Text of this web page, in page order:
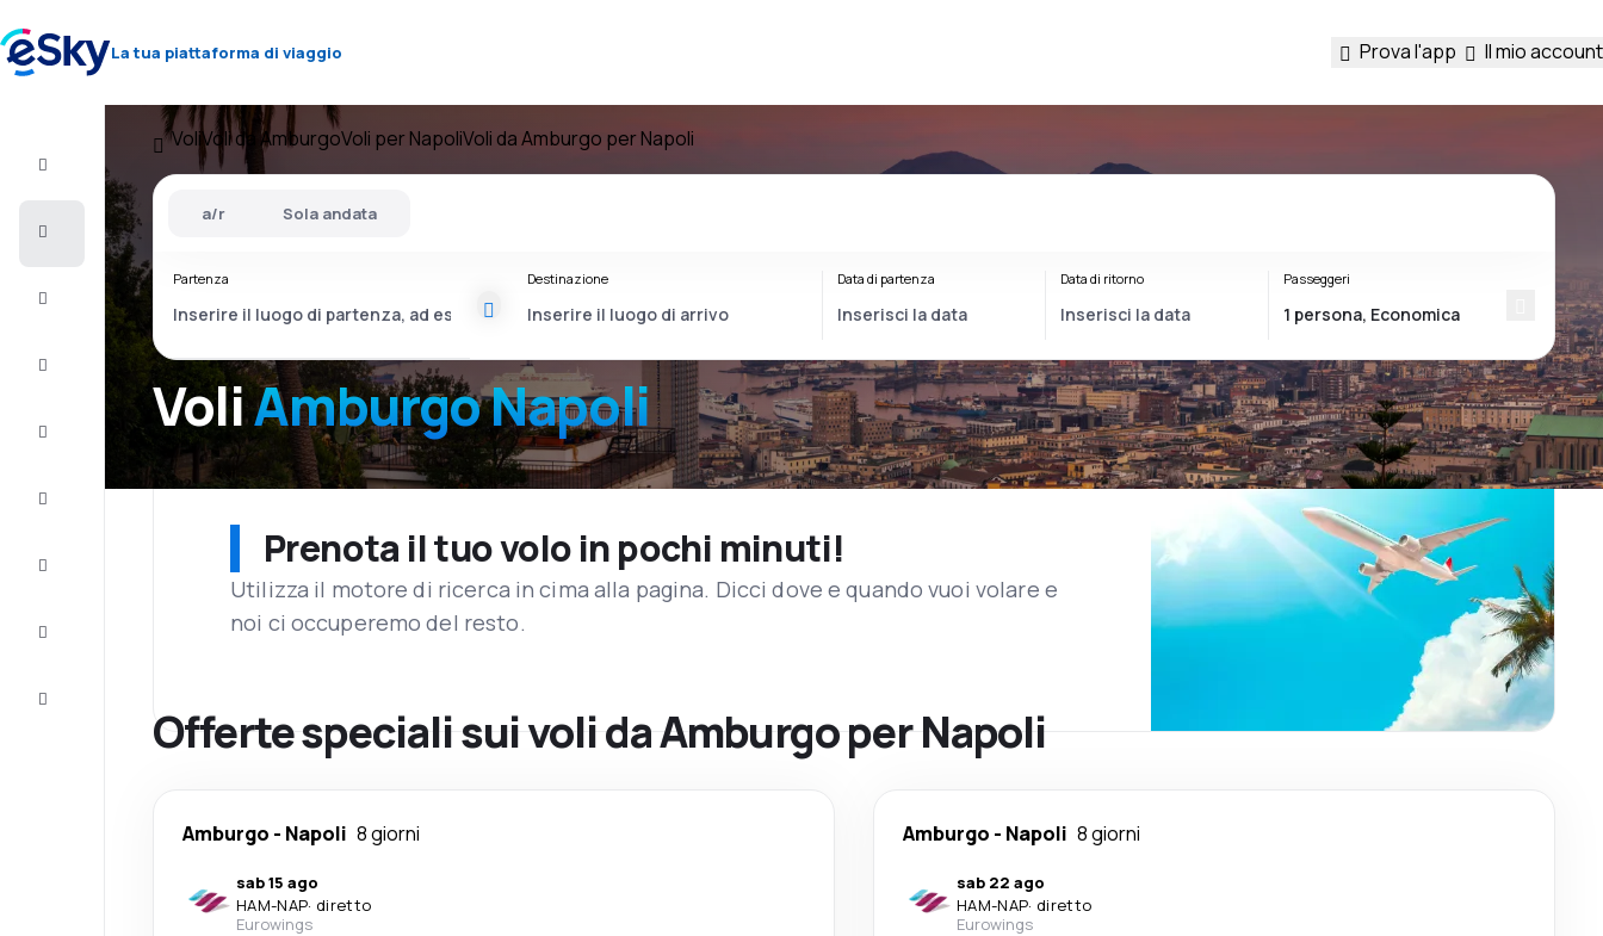
La tua piattaforma di viaggio Prova l'app Il mio account
Volo+Hotel
Vacanze
Pernottamenti
VoliVoli da AmburgoVoli per NapoliVoli da Amburgo per Napoli
VoliAmburgo Napoli
a/r Sola andata
Partenza Destinazione Data di partenza Data di ritorno Passeggeri
Prenota il tuo volo in pochi minuti!
Utilizza il motore di ricerca in cima alla pagina. Dicci dove e quando vuoi volare e
noi ci occuperemo del resto.
Offerte speciali sui voli da Amburgo per Napoli
Amburgo - Napoli 8 giorni
sab 15 ago
HAM-NAP· diretto
Eurowings
Amburgo - Napoli 8 giorni
sab 22 ago
HAM-NAP· diretto
Eurowings